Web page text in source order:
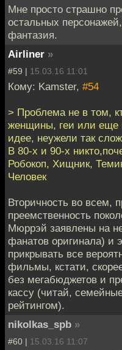
Мне просто страшно
остальных персонажей,
фантазия.
Airliner »
#59 | 15.03.16 11:01
Кому: Kamster, #54
> Проблема не в том,
женщины, геи или еще
идее, неужели так
В 80-х и 90-х
Робокоп, Хищник,
Человек
Вторичность во всем,
преемственность
Мюррэй заявлены на
фанатов оригинала) и
прикрывать все
фильмы, кстати,
без мегабюджетов и
кассу (читай,
рейтингом).
nikolkas_spb »
#60 | 15.03.16 11:07